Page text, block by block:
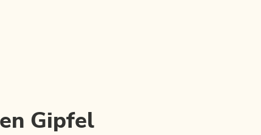
Gipfel